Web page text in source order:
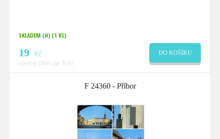
SKLADEM (H) (1 KS)
19 Kč
včetně DPH dle § 90
DO KOŠÍKU
F 24360 - Příbor